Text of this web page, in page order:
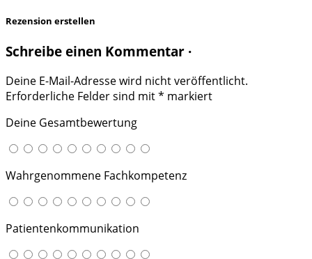
Rezension erstellen
Schreibe einen Kommentar ·
Deine E-Mail-Adresse wird nicht veröffentlicht.
Erforderliche Felder sind mit* markiert
Deine Gesamtbewertung
Wahrgenommene Fachkompetenz
Patientenkommunikation